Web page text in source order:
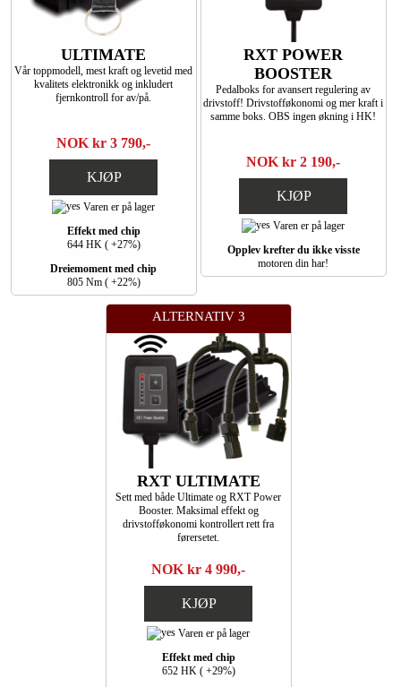
ULTIMATE
Vår toppmodell, mest kraft og levetid med
kvalitets elektronikk og inkludert
fjernkontroll for av/på.
NOK kr 3 790,-
KJØP
Varen er på lager
Effekt med chip
644 HK ( +27%)
Dreiemoment med chip
805 Nm ( +22%)
RXT POWER
BOOSTER
Pedalboks for avansert regulering av
drivstoff! Drivstofføkonomi og mer kraft i
samme boks. OBS ingen økning i HK!
NOK kr 2 190,-
KJØP
Varen er på lager
Opplev krefter du ikke visste
motoren din har!
ALTERNATIV 3
RXT ULTIMATE
Sett med både Ultimate og RXT Power
Booster. Maksimal effekt og
drivstofføkonomi kontrollert rett fra
førersetet.
NOK kr 4 990,-
KJØP
Varen er på lager
Effekt med chip
652 HK ( +29%)